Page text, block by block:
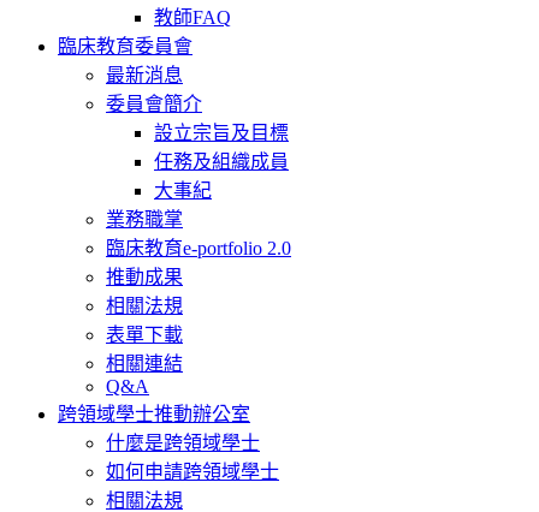
教師FAQ
臨床教育委員會
最新消息
委員會簡介
設立宗旨及目標
任務及組織成員
大事紀
業務職掌
臨床教育e-portfolio 2.0
推動成果
相關法規
表單下載
相關連結
Q&A
跨領域學士推動辦公室
什麼是跨領域學士
如何申請跨領域學士
相關法規